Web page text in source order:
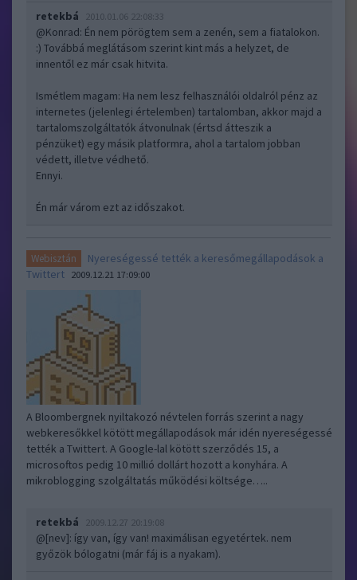
retekbá 2010.01.06 22:08:33
@Konrad: Én nem pörögtem sem a zenén, sem a fiatalokon.
:) Továbbá meglátásom szerint kint más a helyzet, de
innentől ez már csak hitvita.
Ismétlem magam: Ha nem lesz felhasználói oldalról pénz az
internetes (jelenlegi értelemben) tartalomban, akkor majd a
tartalomszolgáltatók átvonulnak (értsd átteszik a
pénzüket) egy másik platformra, ahol a tartalom jobban
védett, illetve védhető.
Ennyi.
Én már várom ezt az időszakot.
Webisztán
Nyereségessé tették a keresőmegállapodások a
Twittert 2009.12.21 17:09:00
A Bloombergnek nyiltakozó névtelen forrás szerint a nagy
webkeresőkkel kötött megállapodások már idén nyereségessé
tették a Twittert. A Google-lal kötött szerződés 15, a
microsoftos pedig 10 millió dollárt hozott a konyhára. A
mikroblogging szolgáltatás működési költsége…..
retekbá 2009.12.27 20:19:08
@[nev]: így van, így van! maximálisan egyetértek. nem
győzök bólogatni (már fáj is a nyakam).